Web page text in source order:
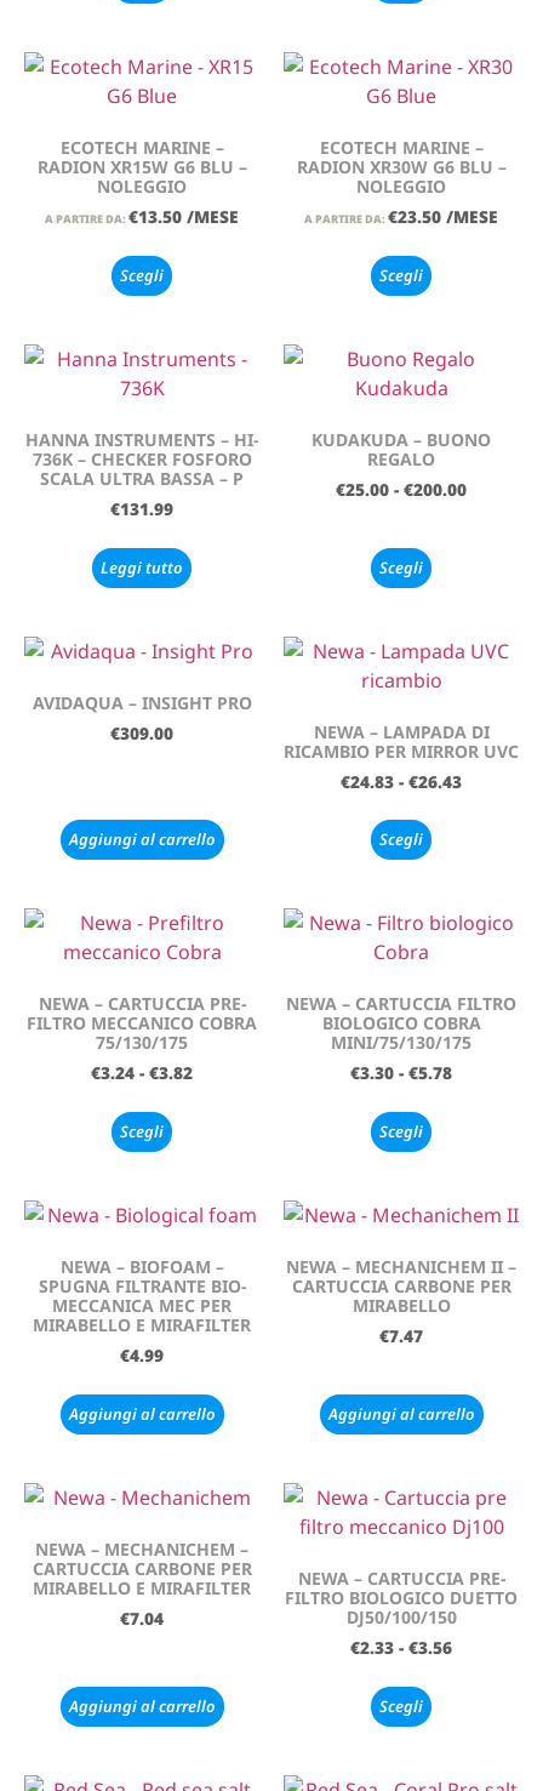
ECOTECH MARINE –
RADION XR15W G6 BLU –
NOLEGGIO
A PARTIRE DA: €13.50 /MESE
Scegli
ECOTECH MARINE –
RADION XR30W G6 BLU –
NOLEGGIO
A PARTIRE DA: €23.50 /MESE
Scegli
HANNA INSTRUMENTS – HI-
736K – CHECKER FOSFORO
SCALA ULTRA BASSA – P
€131.99
Leggi tutto
KUDAKUDA – BUONO
REGALO
€25.00 - €200.00
Scegli
AVIDAQUA – INSIGHT PRO
€309.00
Aggiungi al carrello
NEWA – LAMPADA DI
RICAMBIO PER MIRROR UVC
€24.83 - €26.43
Scegli
NEWA – CARTUCCIA PRE-
FILTRO MECCANICO COBRA
75/130/175
€3.24 - €3.82
Scegli
NEWA – CARTUCCIA FILTRO
BIOLOGICO COBRA
MINI/75/130/175
€3.30 - €5.78
Scegli
NEWA – BIOFOAM –
SPUGNA FILTRANTE BIO-
MECCANICA MEC PER
MIRABELLO E MIRAFILTER
€4.99
Aggiungi al carrello
NEWA – MECHANICHEM II –
CARTUCCIA CARBONE PER
MIRABELLO
€7.47
Aggiungi al carrello
NEWA – MECHANICHEM –
CARTUCCIA CARBONE PER
MIRABELLO E MIRAFILTER
€7.04
Aggiungi al carrello
NEWA – CARTUCCIA PRE-
FILTRO BIOLOGICO DUETTO
DJ50/100/150
€2.33 - €3.56
Scegli